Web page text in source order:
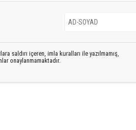
saldırı içeren, imla kuralları ile yazılmamış,
onaylanmamaktadır.